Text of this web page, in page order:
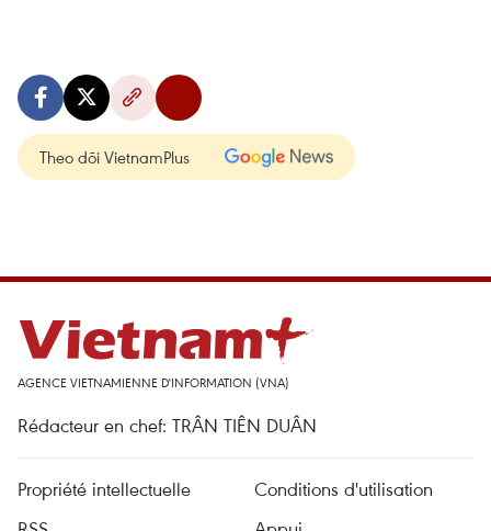
Theo dõi VietnamPlus
AGENCE VIETNAMIENNE D'INFORMATION (VNA)
Rédacteur en chef: TRÂN TIÊN DUÂN
Propriété intellectuelle
Conditions d'utilisation